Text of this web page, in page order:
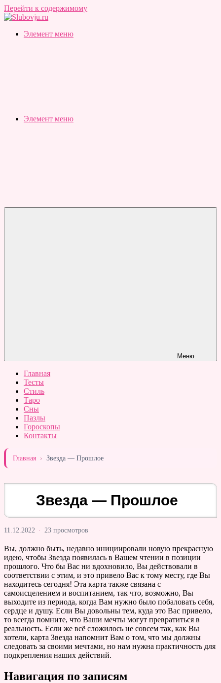
Перейти к содержимому
Slubovju.ru
Бесплатные
Элемент меню
Элемент меню
Меню
Главная
Тесты
Стиль
Таро
Сны
Пазлы
Гороскопы
Контакты
Главная › Звезда — Прошлое
Звезда — Прошлое
11.12.2022 · 23 просмотров
Вы, должно быть, недавно инициировали новую прекрасную
идею, чтобы Звезда появилась в Вашем чтении в позиции
прошлого. Что бы Вас ни вдохновило, Вы действовали в
соответствии с этим, и это привело Вас к тому месту, где Вы
находитесь сегодня! Эта карта также связана с
самоисцелением и воспитанием, так что, возможно, Вы
выходите из периода, когда Вам нужно было побаловать себя,
сердце и душу. Если Вы довольны тем, куда это Вас привело,
то всегда помните, что Ваши мечты могут превратиться в
реальность. Если же всё сложилось не совсем так, как Вы
хотели, карта Звезда напомнит Вам о том, что мы должны
следовать за своими мечтами, но нам нужна практичность для
подкрепления наших действий.
Навигация по записям